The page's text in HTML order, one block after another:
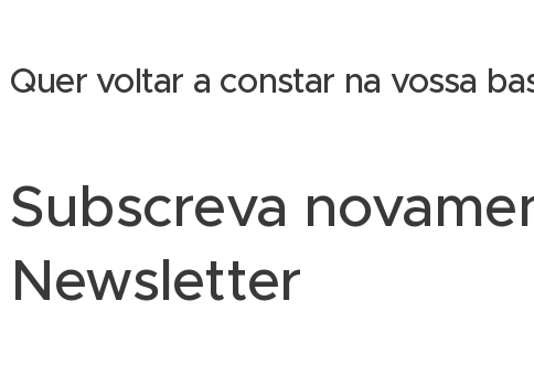
Quer voltar a constar na vossa
Subscreva
Newsletter